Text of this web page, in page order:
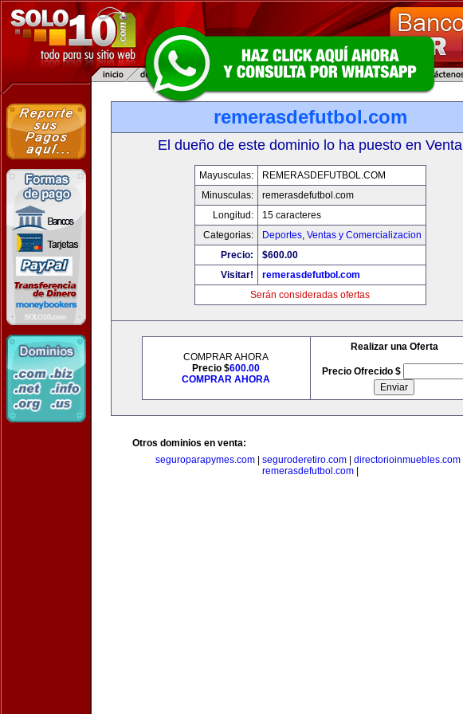
remerasdefutbol.com
El dueño de este dominio lo ha puesto en Venta
Mayusculas:
REMERASDEFUTBOL.COM
Minusculas:
remerasdefutbol.com
Longitud:
15 caracteres
Categorias:
Deportes, Ventas y Comercializacion
Precio:
$600.00
Visitar!
remerasdefutbol.com
Serán consideradas ofertas
COMPRAR AHORA
Precio $600.00
COMPRAR AHORA
Realizar una Oferta
Precio Ofrecido $
Otros dominios en venta:
seguroparapymes.com| seguroderetiro.com| directorioinmuebles.com|
remerasdefutbol.com|